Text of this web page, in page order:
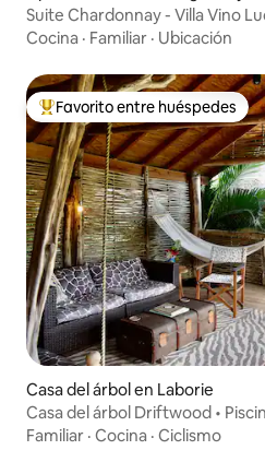
Suite Chardonnay - Villa Vino
Cocina · Familiar · Ubicación
Favorito entre huéspedes
Favorito entre huéspedes
Casa del árbol en Laborie
Casa del árbol Driftwood •
playa
Familiar · Cocina · Ciclismo